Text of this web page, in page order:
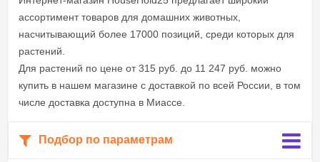
ассортимент товаров для домашних животных,
насчитывающий более 17000 позиций, среди которых для
растений.
Для растений по цене от 315 руб. до 11 247 руб. можно
купить в нашем магазине с доставкой по всей России, в том
числе доставка доступна в Миассе.
Подбор по параметрам